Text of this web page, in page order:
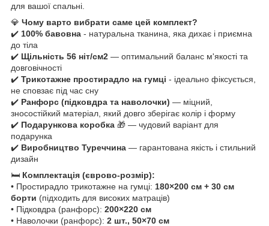
для вашої спальні.
💎 Чому варто вибрати саме цей комплект?
✔️ 100% бавовна - натуральна тканина, яка дихає і приємна
до тіла
✔️ Щільність 56 ніт/см2 — оптимальний баланс м'якості та
довговічності
✔️ Трикотажне простирадло на гумці - ідеально фіксується,
не сповзає під час сну
✔️ Ранфорс (підковдра та наволочки) — міцний,
зносостійкий матеріал, який довго зберігає колір і форму
✔️ Подарункова коробка 🎁 — чудовий варіант для
подарунка
✔️ Виробництво Туреччина — гарантована якість і стильний
дизайн
🛏 Комплектація (єврово-розмір):
• Простирадло трикотажне на гумці: 180×200 см + 30 см
борти (підходить для високих матраців)
• Підковдра (ранфорс): 200×220 см
• Наволочки (ранфорс): 2 шт., 50×70 см